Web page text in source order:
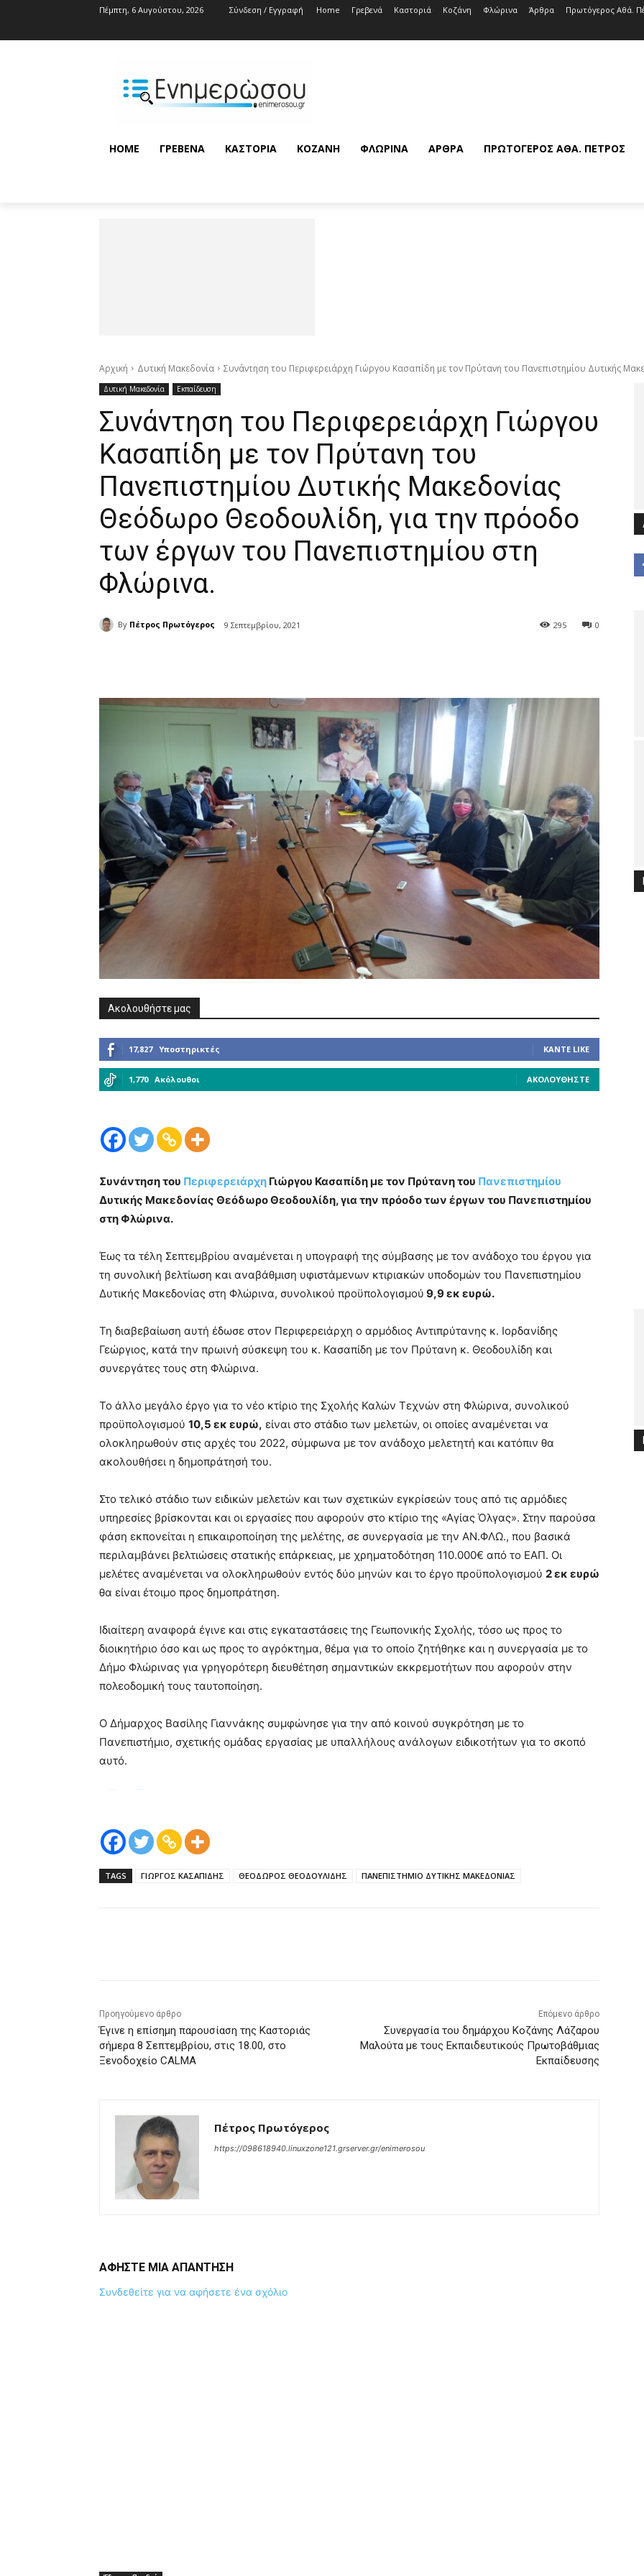
Πέμπτη, 6 Αυγούστου, 2026 Σύνδεση / Εγγραφή Home Γρεβενά Καστοριά Κοζάνη Φλώρινα Άρθρα Πρωτόγερος Αθά.
HOME ΓΡΕΒΕΝΆ ΚΑΣΤΟΡΙΆ ΚΟΖΆΝΗ ΦΛΏΡΙΝΑ ΆΡΘΡΑ ΠΡΩΤΌΓΕΡΟΣ ΑΘΆ. ΠΈΤΡΟΣ
Αρχική Δυτική Μακεδονία Συνάντηση του Περιφερειάρχη Γιώργου Κασαπίδη με τον Πρύτανη του Πανεπιστημίου Δυτικής
Δυτική Μακεδονία Εκπαίδευση
Συνάντηση του Περιφερειάρχη Γιώργου
Κασαπίδη με τον Πρύτανη του
Πανεπιστημίου Δυτικής Μακεδονίας
Θεόδωρο Θεοδουλίδη, για την πρόοδο
των έργων του Πανεπιστημίου στη
Φλώρινα.
By Πέτρος Πρωτόγερος 9 Σεπτεμβρίου, 2021 0
295
Ακολουθήστε μας
17,827 Υποστηρικτές ΚΆΝΤΕ LIKE
1,770 Ακόλουθοι ΑΚΟΛΟΥΘΉΣΤΕ
Συνάντηση του Περιφερειάρχη Γιώργου Κασαπίδη με τον Πρύτανη του Πανεπιστημίου
Δυτικής Μακεδονίας Θεόδωρο Θεοδουλίδη, για την πρόοδο των έργων του Πανεπιστημίου
στη Φλώρινα.
Έως τα τέλη Σεπτεμβρίου αναμένεται η υπογραφή της σύμβασης με τον ανάδοχο του έργου για
τη συνολική βελτίωση και αναβάθμιση υφιστάμενων κτιριακών υποδομών του Πανεπιστημίου
Δυτικής Μακεδονίας στη Φλώρινα, συνολικού προϋπολογισμού 9,9 εκ ευρώ.
Τη διαβεβαίωση αυτή έδωσε στον Περιφερειάρχη ο αρμόδιος Αντιπρύτανης κ. Ιορδανίδης
Γεώργιος, κατά την πρωινή σύσκεψη του κ. Κασαπίδη με τον Πρύτανη κ. Θεοδουλίδη και
συνεργάτες τους στη Φλώρινα.
Το άλλο μεγάλο έργο για το νέο κτίριο της Σχολής Καλών Τεχνών στη Φλώρινα, συνολικού
προϋπολογισμού 10,5 εκ ευρώ, είναι στο στάδιο των μελετών, οι οποίες αναμένεται να
ολοκληρωθούν στις αρχές του 2022, σύμφωνα με τον ανάδοχο μελετητή και κατόπιν θα
ακολουθήσει η δημοπράτησή του.
Στο τελικό στάδιο των ειδικών μελετών και των σχετικών εγκρίσεών τους από τις αρμόδιες
υπηρεσίες βρίσκονται και οι εργασίες που αφορούν στο κτίριο της «Αγίας Όλγας». Στην παρούσα
φάση εκπονείται η επικαιροποίηση της μελέτης, σε συνεργασία με την ΑΝ.ΦΛΩ., που βασικά
περιλαμβάνει βελτιώσεις στατικής επάρκειας, με χρηματοδότηση 110.000€ από το ΕΑΠ. Οι
μελέτες αναμένεται να ολοκληρωθούν εντός δύο μηνών και το έργο προϋπολογισμού 2 εκ ευρώ
θα είναι έτοιμο προς δημοπράτηση.
Ιδιαίτερη αναφορά έγινε και στις εγκαταστάσεις της Γεωπονικής Σχολής, τόσο ως προς το
διοικητήριο όσο και ως προς το αγρόκτημα, θέμα για το οποίο ζητήθηκε και η συνεργασία με το
Δήμο Φλώρινας για γρηγορότερη διευθέτηση σημαντικών εκκρεμοτήτων που αφορούν στην
πολεοδομική τους ταυτοποίηση.
Ο Δήμαρχος Βασίλης Γιαννάκης συμφώνησε για την από κοινού συγκρότηση με το
Πανεπιστήμιο, σχετικής ομάδας εργασίας με υπαλλήλους ανάλογων ειδικοτήτων για το σκοπό
αυτό.
TAGS ΓΙΩΡΓΟΣ ΚΑΣΑΠΙΔΗΣ ΘΕΟΔΩΡΟΣ ΘΕΟΔΟΥΛΙΔΗΣ ΠΑΝΕΠΙΣΤΗΜΙΟ ΔΥΤΙΚΗΣ ΜΑΚΕΔΟΝΙΑΣ
Προηγούμενο άρθρο
Έγινε η επίσημη παρουσίαση της Καστοριάς
σήμερα 8 Σεπτεμβρίου, στις 18.00, στο
Ξενοδοχείο CALMA
Επόμενο άρθρο
Συνεργασία του δημάρχου Κοζάνης Λάζαρου
Μαλούτα με τους Εκπαιδευτικούς Πρωτοβάθμιας
Εκπαίδευσης
Πέτρος Πρωτόγερος
https://098618940.linuxzone121.grserver.gr/enimerosou
ΑΦΗΣΤΕ ΜΙΑ ΑΠΑΝΤΗΣΗ
Συνδεθείτε για να αφήσετε ένα σχόλιο